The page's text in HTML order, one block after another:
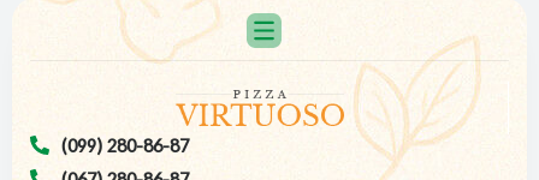
(099) 280-86-87